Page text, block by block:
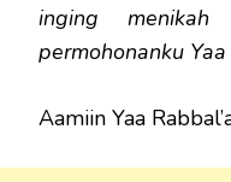
inging menikah
permohonanku
Aamiin Yaa